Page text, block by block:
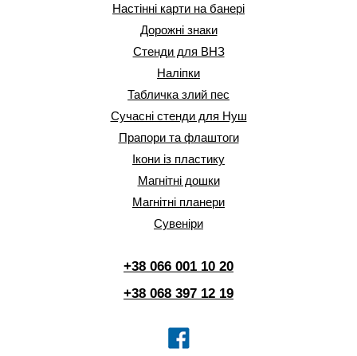
Настінні карти на банері
Дорожні знаки
Стенди для ВНЗ
Наліпки
Табличка злий пес
Сучасні стенди для Нуш
Прапори та флаштоги
Ікони із пластику
Магнітні дошки
Магнітні планери
Сувеніри
+38 066 001 10 20
+38 068 397 12 19